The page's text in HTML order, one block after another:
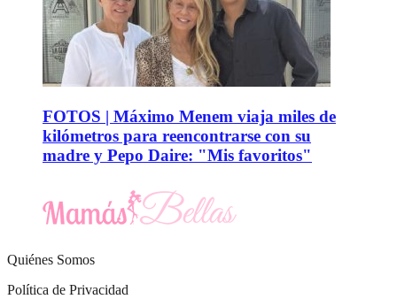
FOTOS | Máximo Menem viaja miles de
kilómetros para reencontrarse con su
madre y Pepo Daire: "Mis favoritos"
Quiénes Somos
Política de Privacidad